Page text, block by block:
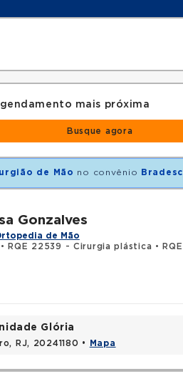
mais próxima
Busque agora
de Mão no convênio
Gonzalves
de Mão
• RQE 22539 - Cirurgia plástica •
RQE 22540 -
Glória
RJ, 20241180 • Mapa